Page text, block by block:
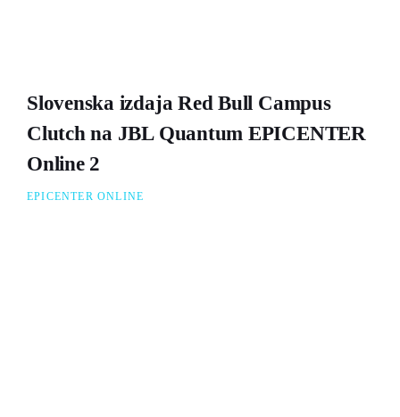
Slovenska izdaja Red Bull Campus
Clutch na JBL Quantum EPICENTER
Online 2
EPICENTER ONLINE